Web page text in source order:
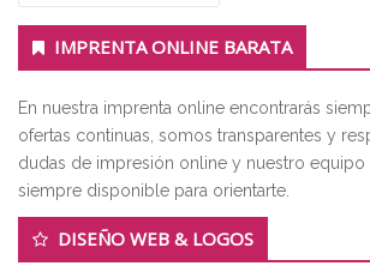
IMPRENTA ONLINE BARATA
En nuestra imprenta online encontrarás
ofertas continuas, somos transparentes y
dudas de impresión online y nuestro equipo
siempre disponible para orientarte.
DISEÑO WEB & LOGOS